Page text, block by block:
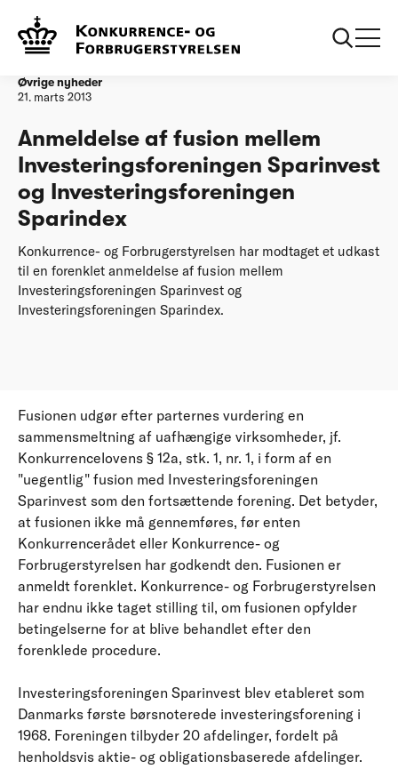
Forside
Sparinvest og Investeringsforeningen Sparindex
Øvrige nyheder
21. marts 2013
Anmeldelse af fusion mellem
Investeringsforeningen Sparinvest
og Investeringsforeningen
Sparindex
Konkurrence- og Forbrugerstyrelsen har modtaget et udkast
til en forenklet anmeldelse af fusion mellem
Investeringsforeningen Sparinvest og
Investeringsforeningen Sparindex.
Fusionen udgør efter parternes vurdering en
sammensmeltning af uafhængige virksomheder, jf.
Konkurrencelovens § 12a, stk. 1, nr. 1, i form af en
"uegentlig" fusion med Investeringsforeningen
Sparinvest som den fortsættende forening. Det betyder,
at fusionen ikke må gennemføres, før enten
Konkurrencerådet eller Konkurrence- og
Forbrugerstyrelsen har godkendt den. Fusionen er
anmeldt forenklet. Konkurrence- og Forbrugerstyrelsen
har endnu ikke taget stilling til, om fusionen opfylder
betingelserne for at blive behandlet efter den
forenklede procedure.
Investeringsforeningen Sparinvest blev etableret som
Danmarks første børsnoterede investeringsforening i
1968. Foreningen tilbyder 20 afdelinger, fordelt på
henholdsvis aktie- og obligationsbaserede afdelinger.